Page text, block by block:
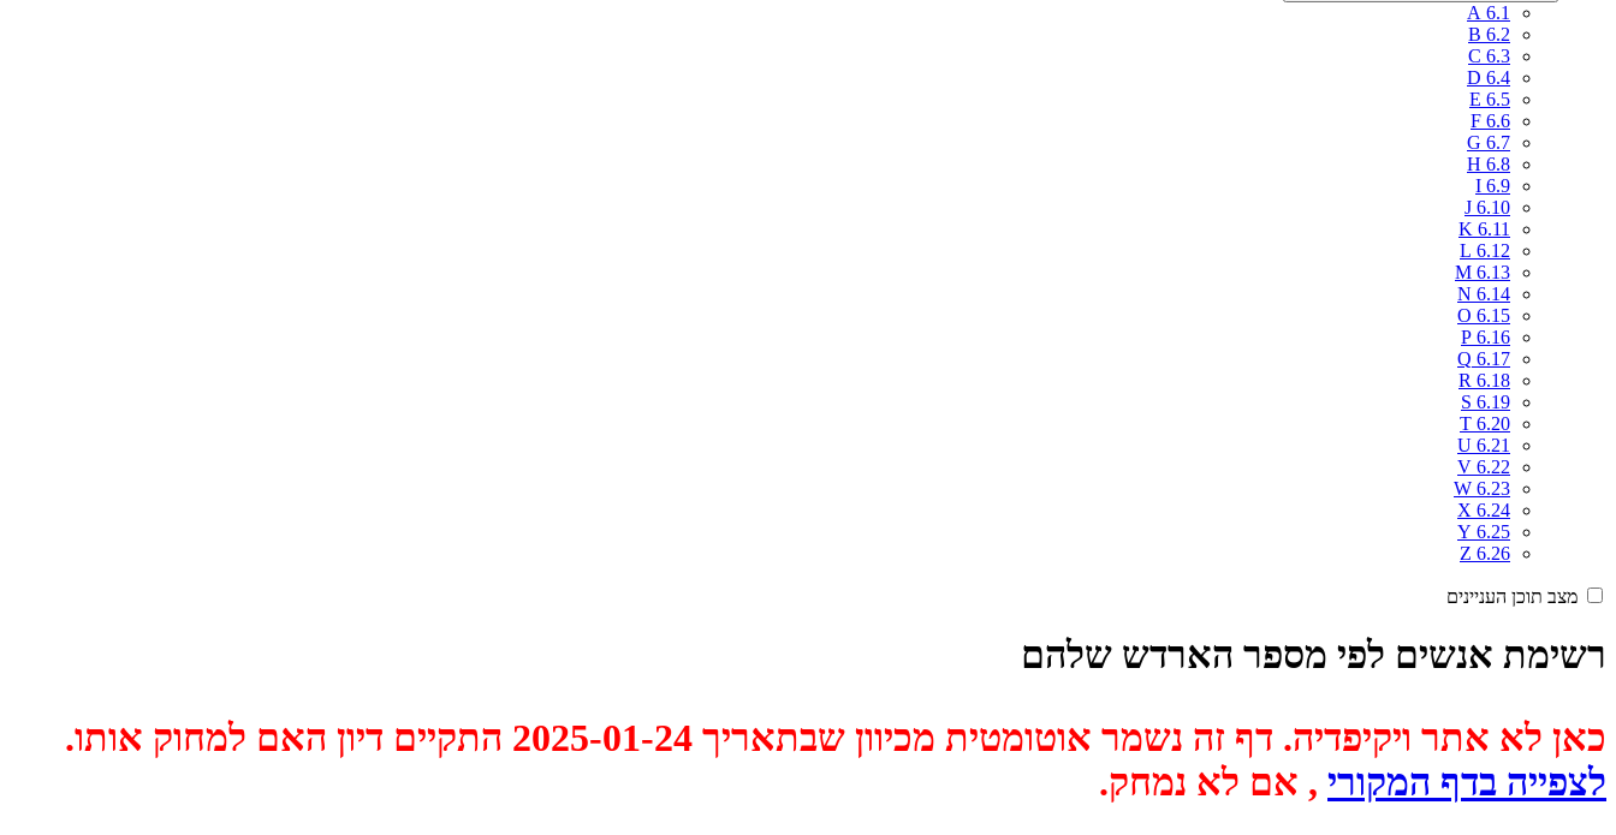
6.1
A
6.2
B
6.3
C
6.4
D
6.5
E
6.6
F
6.7
G
6.8
H
6.9
I
6.10
J
6.11
K
6.12
L
6.13
M
6.14
N
6.15
O
6.16
P
6.17
Q
6.18
R
6.19
S
6.20
T
6.21
U
6.22
V
6.23
W
6.24
X
6.25
Y
6.26
Z
מצב תוכן העניינים
רשימת אנשים לפי מספר הארדש שלהם
כאן לא אתר ויקיפדיה. דף זה נשמר אוטומטית מכיוון שבתאריך 2025-01-24 התקיים דיון האם למחוק אותו.
לצפייה בדף המקורי , אם לא נמחק.